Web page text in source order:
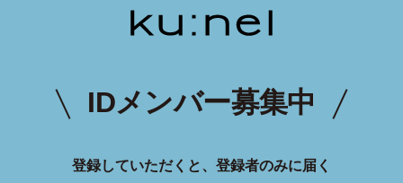
IDメンバー募集中
登録していただくと、登録者のみに届く